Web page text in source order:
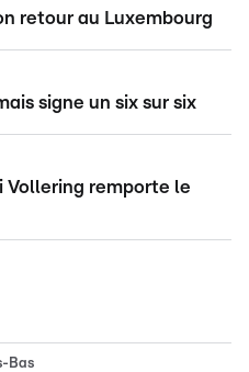
retour au Luxembourg
signe un six sur six
Vollering remporte le
Bas